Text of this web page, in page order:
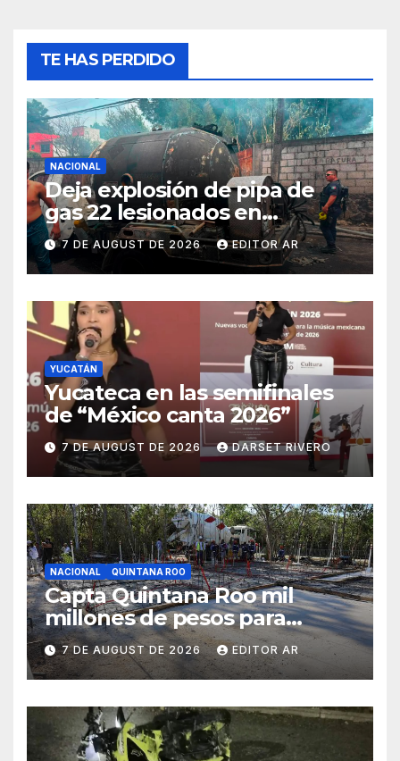
TE HAS PERDIDO
NACIONAL
Deja explosión de pipa de
gas 22 lesionados en
Cuernavaca
7 DE AUGUST DE 2026 EDITOR AR
YUCATÁN
Yucateca en las semifinales
de “México canta 2026”
7 DE AUGUST DE 2026 DARSET RIVERO
NACIONAL QUINTANA ROO
Capta Quintana Roo mil
millones de pesos para
construir más vivienda nueva
7 DE AUGUST DE 2026 EDITOR AR